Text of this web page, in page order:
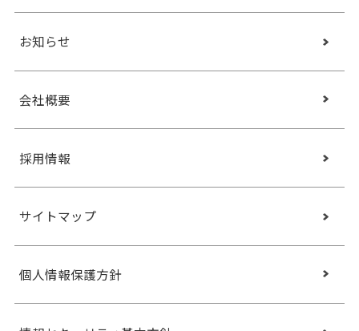
お知らせ
会社概要
採用情報
サイトマップ
個人情報保護方針